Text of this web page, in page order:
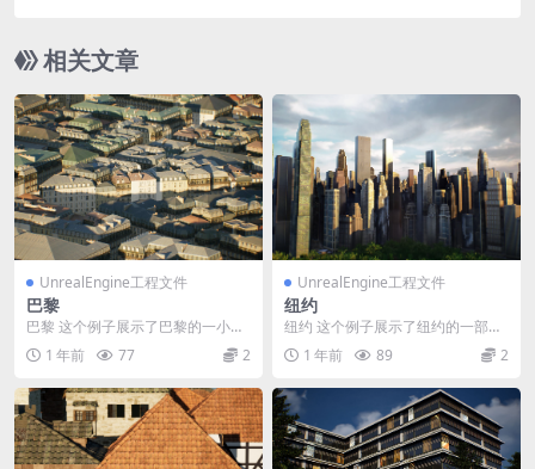
相关文章
UnrealEngine工程文件
巴黎
巴黎 这个例子展示了巴黎的一小部
分。建筑足迹是使用CityEngine通
过获取地...
1 年前 77 2
UnrealEngine工程文件
纽约
纽约 这个例子展示了纽约的一部
分。建筑足迹是使用CityEngine的
获取地图数...
1 年前 89 2